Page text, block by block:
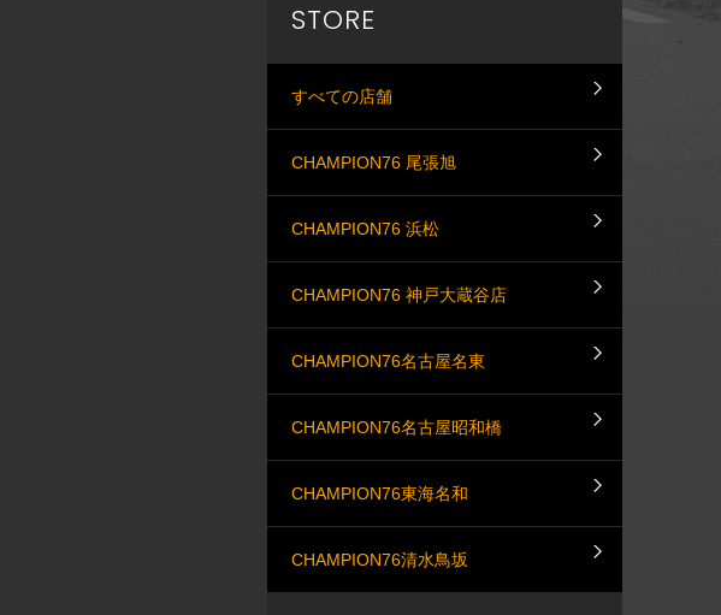
STORE
すべての店舗
CHAMPION76 尾張旭
CHAMPION76 浜松
CHAMPION76 神戸大蔵谷店
CHAMPION76名古屋名東
CHAMPION76名古屋昭和橋
CHAMPION76東海名和
CHAMPION76清水鳥坂